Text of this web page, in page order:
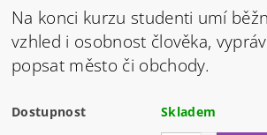
Na konci kurzu studenti umí
vzhled i osobnost člověka,
popsat město či obchody.
Dostupnost Skladem